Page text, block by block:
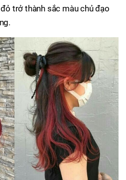
trở thành sắc màu chủ đạo